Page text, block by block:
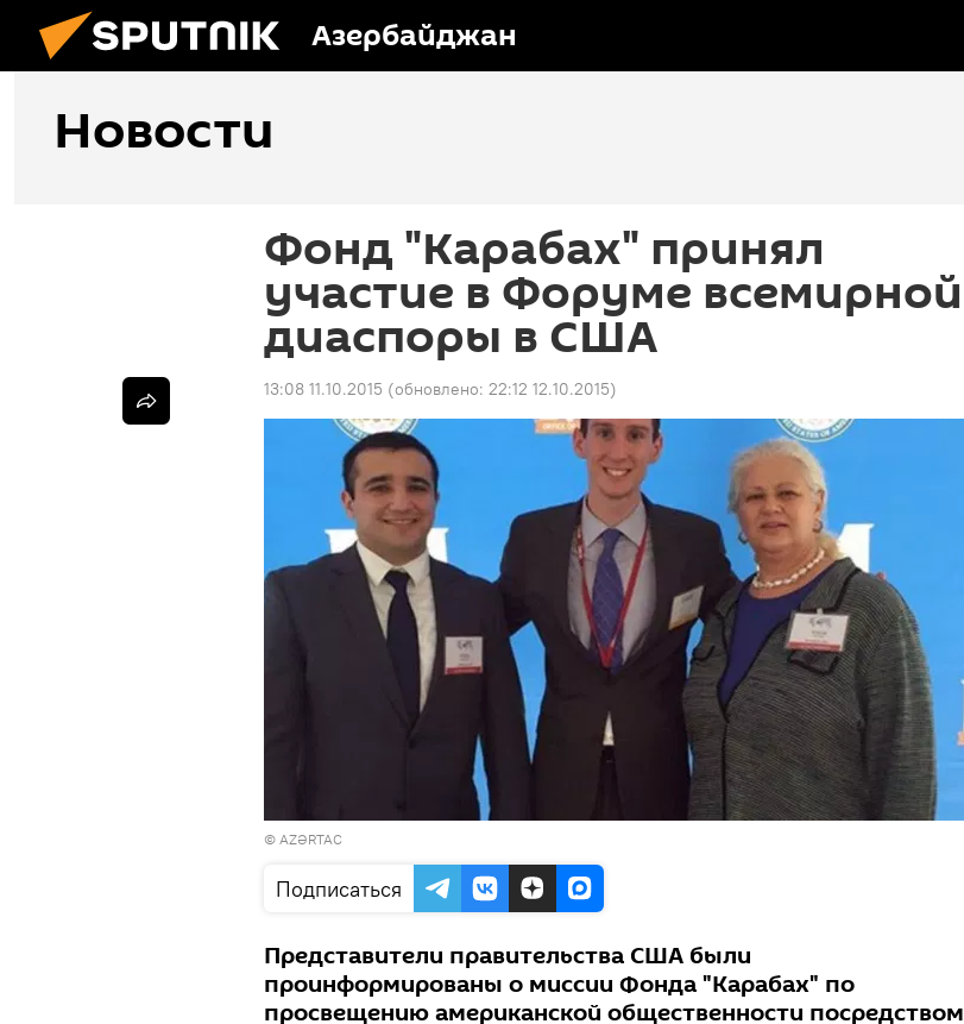
Азербайджан
Новости
Фонд "Карабах" принял
участие в Форуме всемирной
диаспоры в США
13:08 11.10.2015 (обновлено: 22:12 12.10.2015)
© AZƏRTAC
Подписаться
Представители правительства США были
проинформированы о миссии Фонда "Карабах" по
просвещению американской общественности посредством